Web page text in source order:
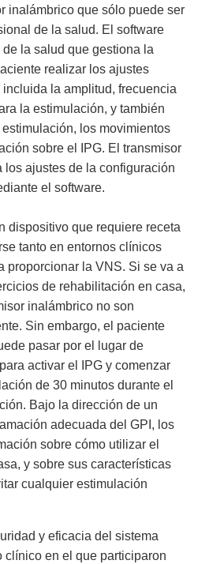
inalámbrico que sólo puede ser
de la salud. El software
la salud que gestiona la
realizar los ajustes
la amplitud, frecuencia
la estimulación, y también
los movimientos
sobre el IPG. El transmisor
los ajustes de la configuración
el software.
dispositivo que requiere receta
tanto en entornos clínicos
proporcionar la VNS. Si se va a
de rehabilitación en casa,
inalámbrico no son
Sin embargo, el paciente
pasar por el lugar de
activar el IPG y comenzar
de 30 minutos durante el
Bajo la dirección de un
adecuada del GPI, los
sobre cómo utilizar el
y sobre sus características
cualquier estimulación
y eficacia del sistema
clínico en el que participaron